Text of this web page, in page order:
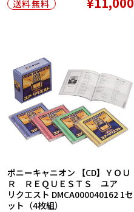
送料無料
ポニーキャニオン 【CD】ＹＯＵ
Ｒ ＲＥＱＵＥＳＴＳ ユア
リクエスト DMCA000040162 1セ
ット（4枚組）